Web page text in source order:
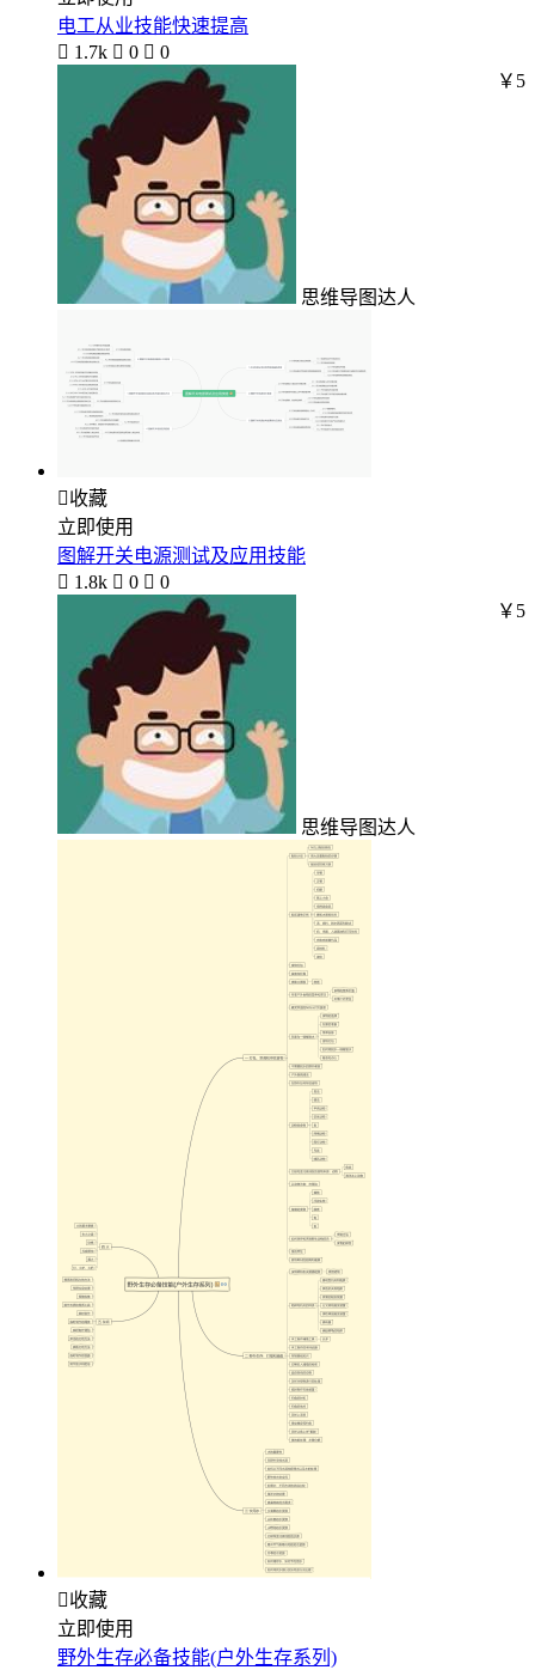
电工从业技能快速提高
 1.7k  0  0
思维导图达人
￥5
收藏
立即使用
图解开关电源测试及应用技能
 1.8k  0  0
思维导图达人
￥5
收藏
立即使用
野外生存必备技能(户外生存系列)